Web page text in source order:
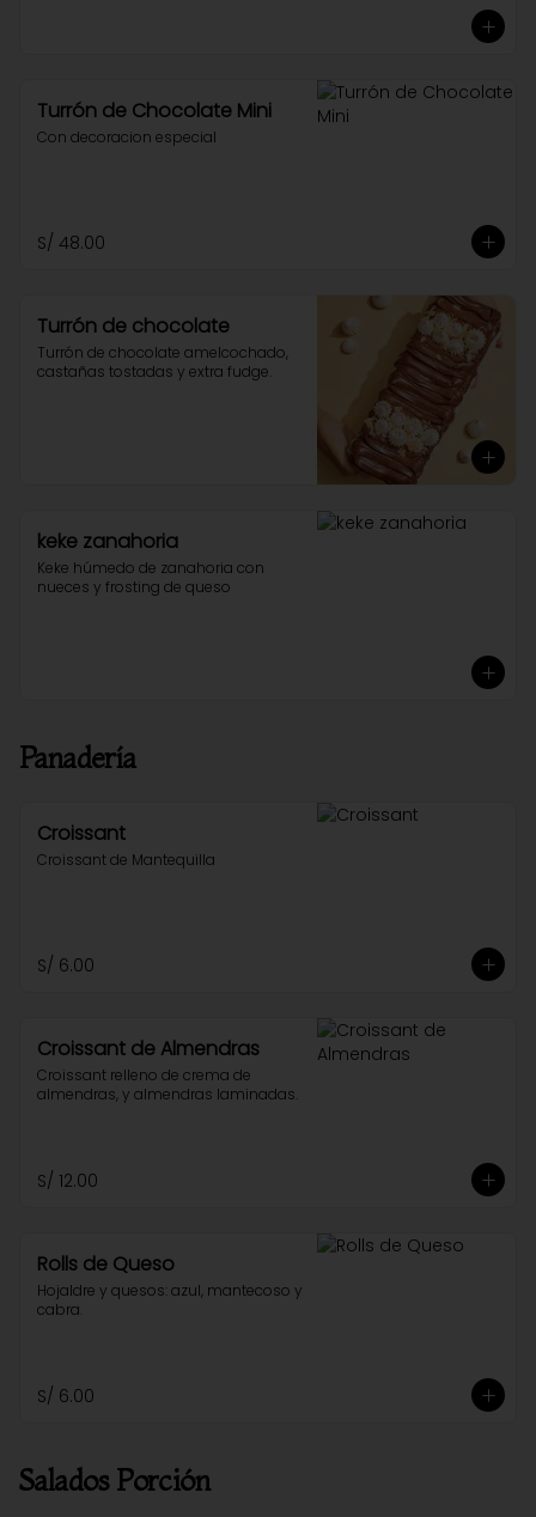
Turrón de Chocolate Mini
Con decoracion especial
S/ 48.00
Turrón de chocolate
Turrón de chocolate amelcochado,
castañas tostadas y extra fudge.
keke zanahoria
Keke húmedo de zanahoria con
nueces y frosting de queso
Panadería
Croissant
Croissant de Mantequilla
S/ 6.00
Croissant de Almendras
Croissant relleno de crema de
almendras, y almendras laminadas.
S/ 12.00
Rolls de Queso
Hojaldre y quesos: azul, mantecoso y
cabra.
S/ 6.00
Salados Porción